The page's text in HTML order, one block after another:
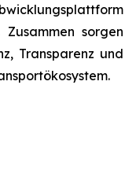
sorgen
Transparenz und